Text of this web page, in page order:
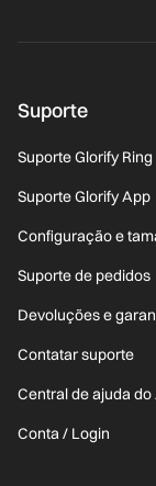
Suporte
Suporte Glorify Ring
Suporte Glorify App
Configuração e
Suporte de pedidos
Devoluções e
Contatar suporte
Central de ajuda do
Conta / Login